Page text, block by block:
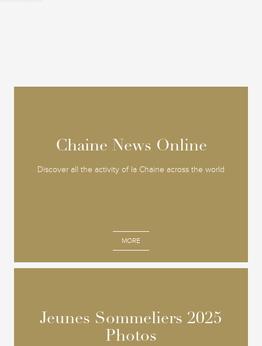
Chaine News Online
Discover all the activity of la Chaine across the world
MORE
Chaine News Online
Jeunes Sommeliers 2025
Photos
Jeunes Sommeliers 2025
Photos